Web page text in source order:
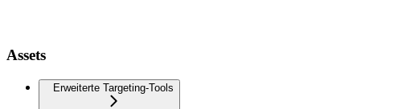
Assets
Erweiterte Targeting-Tools